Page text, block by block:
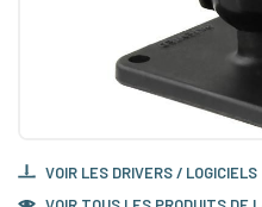
VOIR LES DRIVERS / LOGICIELS